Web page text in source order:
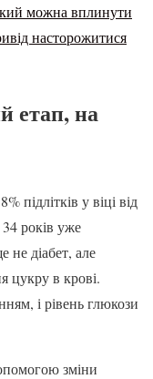
можна вплинути
насторожитися
етап, на
підлітків у віці від
років уже
не діабет, але
цукру в крові.
і рівень глюкози
зміни